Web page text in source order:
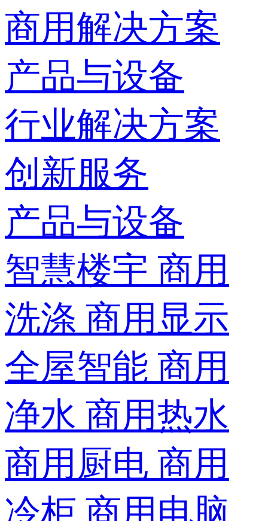
商用解决方案
产品与设备
行业解决方案
创新服务
产品与设备
智慧楼宇 商用
洗涤 商用显示
全屋智能 商用
净水 商用热水
商用厨电 商用
冷柜 商用电脑